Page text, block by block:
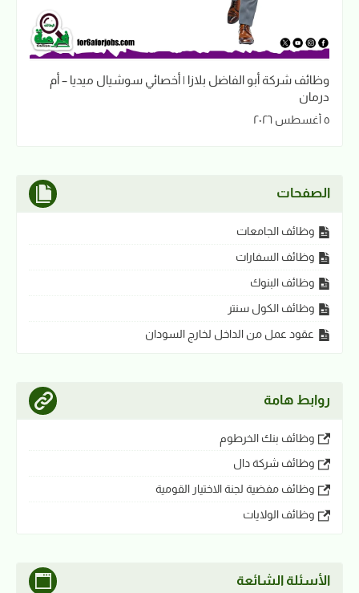
وظائف شركة أبو الفاضل بلازا | أخصائي سوشيال ميديا – أم
درمان
٥ أغسطس ٢٠٢٦
الصفحات
وظائف الجامعات
وظائف السفارات
وظائف البنوك
وظائف الكول سنتر
عقود عمل من الداخل لخارج السودان
روابط هامة
وظائف بنك الخرطوم
وظائف شركة دال
وظائف مفضية لجنة الاختيار القومية
وظائف الولايات
الأسئلة الشائعة